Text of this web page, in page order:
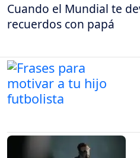
Cuando el Mundial te
recuerdos con papá